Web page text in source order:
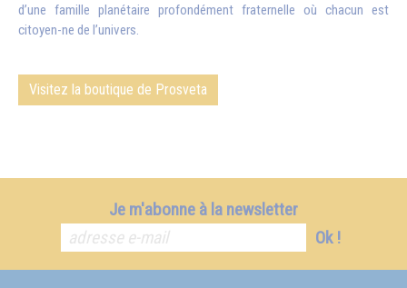
d’une famille planétaire profondément fraternelle où chacun est
citoyen-ne de l’univers.
Visitez la boutique de Prosveta
Je m'abonne à la newsletter
Ok !